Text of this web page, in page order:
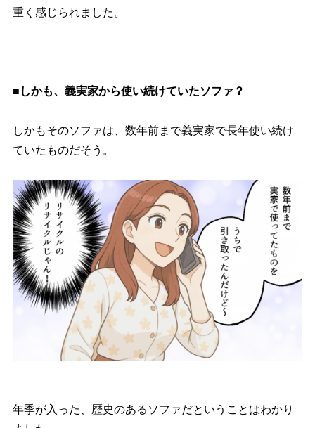
重く感じられました。
■しかも、義実家から使い続けていたソファ？
しかもそのソファは、数年前まで義実家で長年使い続け
ていたものだそう。
年季が入った、歴史のあるソファだということはわかり